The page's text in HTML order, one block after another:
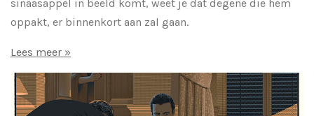
sinaasappel in beeld komt, weet je dat degene die hem
oppakt, er binnenkort aan zal gaan.
Lees meer »